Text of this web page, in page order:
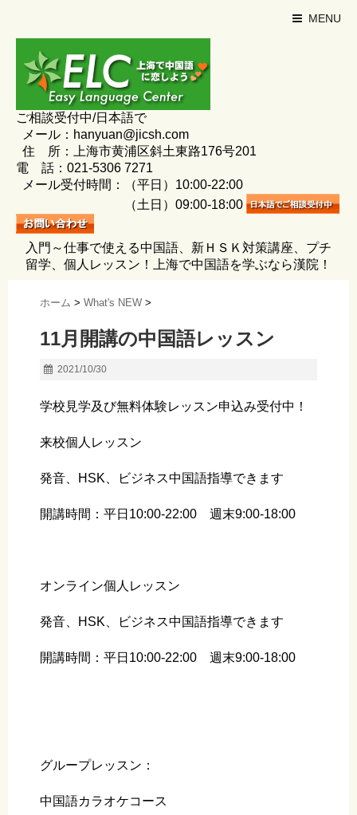
MENU
ご相談受付中/日本語で
メール：hanyuan@jicsh.com
住 所：上海市黄浦区斜土東路176号201
電 話：021-5306 7271
メール受付時間：（平日）10:00-22:00
（土日）09:00-18:00
入門～仕事で使える中国語、新ＨＳＫ対策講座、プチ
留学、個人レッスン！上海で中国語を学ぶなら漢院！
ホーム > What's NEW >
11月開講の中国語レッスン
2021/10/30
学校見学及び無料体験レッスン申込み受付中！
来校個人レッスン
発音、HSK、ビジネス中国語指導できます
開講時間：平日10:00-22:00 週末9:00-18:00
オンライン個人レッスン
発音、HSK、ビジネス中国語指導できます
開講時間：平日10:00-22:00 週末9:00-18:00
グループレッスン：
中国語カラオケコース